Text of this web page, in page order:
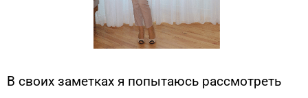
В своих заметках я попытаюсь рассмотреть